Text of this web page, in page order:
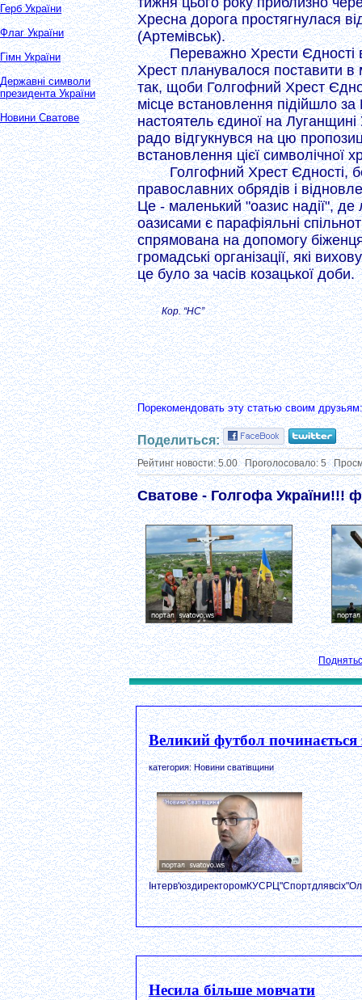
Герб України
Флаг України
Гімн України
Державні символи
президента України
Новини Сватове
Хресна дорога простягнулася
(Артемівськ).
Переважно Хрести Єдності
Хрест планувалося поставити в
так, щоби Голгофний Хрест
місце встановлення підійшло
настоятель єдиної на
радо відгукнувся на цю
встановлення цієї символічної
Голгофний Хрест Єдності,
православних обрядів і
Це - маленький "оазис надії",
оазисами є парафіяльні
спрямована на допомогу
громадські організації, які
це було за часів козацької доби.
Кор. “НС”
Порекомендовать эту статью своим друзьям:
Поделиться:
Рейтинг новости:5.00 Проголосовало:5
Сватове - Голгофа України!!!
Великий футбол починається
категория: Новини сватівщини
Несила більше мовчати